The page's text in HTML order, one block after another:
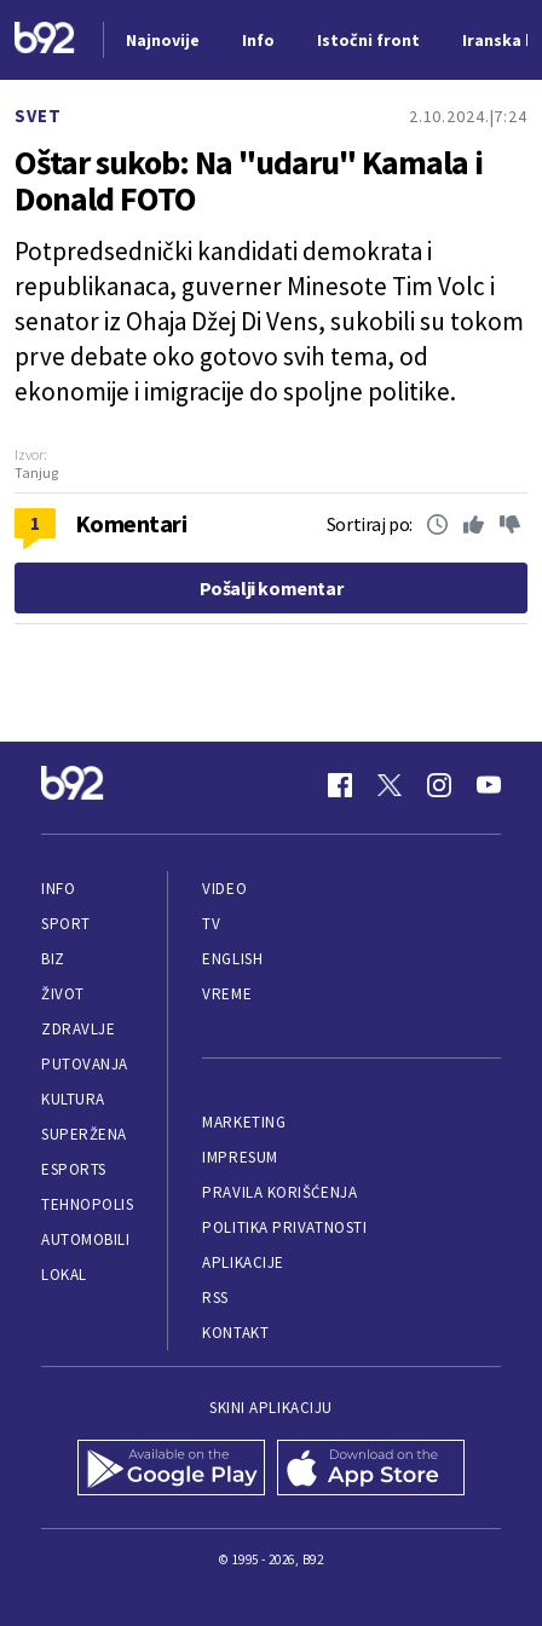
Najnovije Info Istočni front Iranska
SVET 2.10.2024. 7:24
Oštar sukob: Na "udaru" Kamala i
Donald FOTO
Potpredsednički kandidati demokrata i
republikanaca, guverner Minesote Tim Volc i
senator iz Ohaja Džej Di Vens, sukobili su tokom
prve debate oko gotovo svih tema, od
ekonomije i imigracije do spoljne politike.
Izvor:
Tanjug
1 Komentari Sortiraj po:
Pošalji komentar
INFO
SPORT
BIZ
ŽIVOT
ZDRAVLJE
PUTOVANJA
KULTURA
SUPERŽENA
ESPORTS
TEHNOPOLIS
AUTOMOBILI
LOKAL
VIDEO
TV
ENGLISH
VREME
MARKETING
IMPRESUM
PRAVILA KORIŠĆENJA
POLITIKA PRIVATNOSTI
APLIKACIJE
RSS
KONTAKT
SKINI APLIKACIJU
© 1995 - 2026, B92